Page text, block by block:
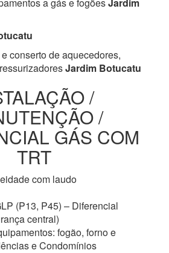
conserto de aquecedores,
Jardim Botucatu
/
/
GÁS COM
TRT
com laudo
(P13, P45) – Diferencial
central)
fogão, forno e
e Condomínios